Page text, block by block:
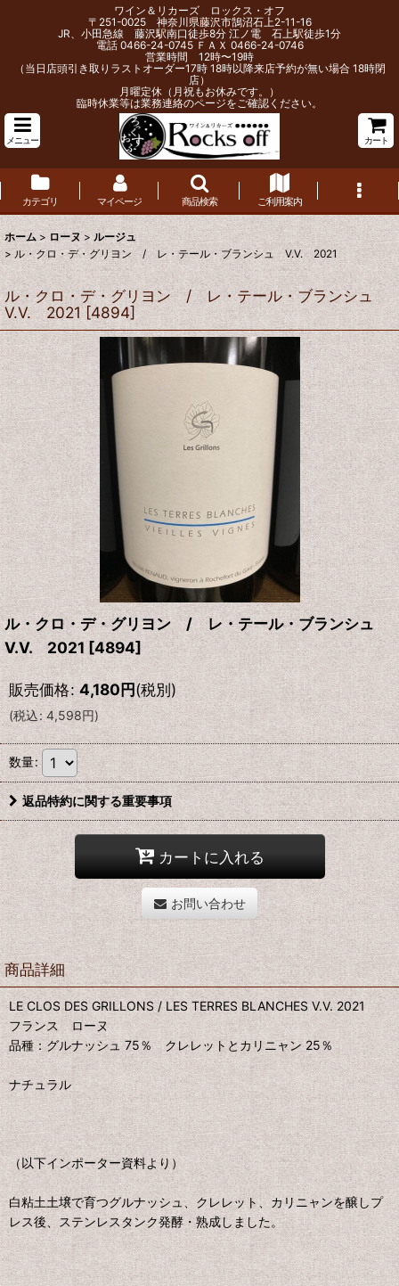
ワイン＆リカーズ ロックス・オフ
〒251-0025 神奈川県藤沢市鵠沼石上2-11-16
JR、小田急線 藤沢駅南口徒歩8分 江ノ電 石上駅徒歩1分
電話 0466-24-0745 ＦＡＸ 0466-24-0746
営業時間 12時〜19時
（当日店頭引き取りラストオーダー17時 18時以降来店予約が無い場合 18時閉
店）
月曜定休（月祝もお休みです。）
臨時休業等は業務連絡のページをご確認ください。
メニュー カート
カテゴリ マイページ 商品検索 ご利用案内
ホーム > ローヌ > ルージュ
> ル・クロ・デ・グリヨン / レ・テール・ブランシュ V.V. 2021
ル・クロ・デ・グリヨン / レ・テール・ブランシュ
V.V. 2021 [4894]
ル・クロ・デ・グリヨン / レ・テール・ブランシュ
V.V. 2021 [4894]
販売価格: 4,180円(税別)
(税込: 4,598円)
数量:
返品特約に関する重要事項
カートに入れる
お問い合わせ
商品詳細
LE CLOS DES GRILLONS / LES TERRES BLANCHES V.V. 2021
フランス ローヌ
品種：グルナッシュ 75％ クレレットとカリニャン 25％
ナチュラル
（以下インポーター資料より）
白粘土土壌で育つグルナッシュ、クレレット、カリニャンを醸しプ
レス後、ステンレスタンク発酵・熟成しました。